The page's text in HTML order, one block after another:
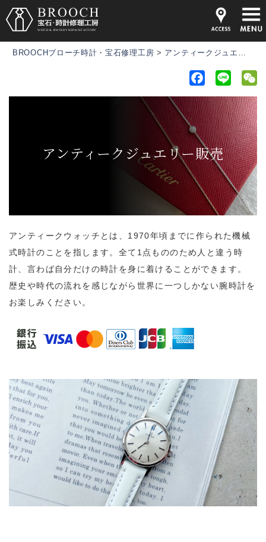
BROOCHブローチ時計・宝石修理工房 > アンティークジュエリー販売
c
e
b
o
o
k
n
e
アンティークジュエリー販売
アンティークウォッチとは、1970年頃までに作られた機械
式時計のことを指します。全て1点もののため人と違う時
計、言わば自分だけの時計を身に着けることができます。
歴史や時代の流れを感じながら世界に一つしかない腕時計を
お楽しみください。